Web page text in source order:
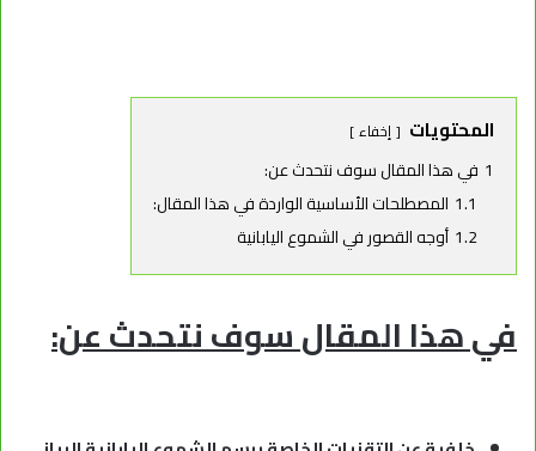
المحتويات إخفاء
1 في هذا المقال سوف نتحدث عن:
1.1 المصطلحات الأساسية الواردة في هذا المقال:
1.2 أوجه القصور في الشموع اليابانية
في هذا المقال سوف نتحدث عن: